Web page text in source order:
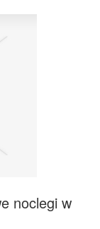
noclegi w